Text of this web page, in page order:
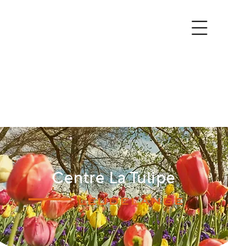
Centre La Tulipe
leudelange